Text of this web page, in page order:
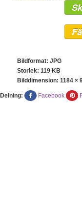
Bildformat: JPG
Storlek: 119 KB
Bilddimension: 1184 ×
Delning: Facebook